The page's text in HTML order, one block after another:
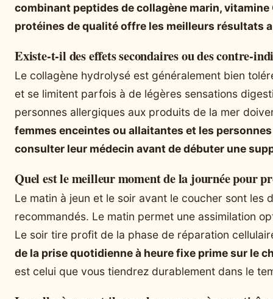
combinant peptides de collagène marin,
protéines de qualité offre les meilleurs résultats
Existe-t-il des effets secondaires ou des contre-
Le collagène hydrolysé est généralement bien
et se limitent parfois à de légères sensations
personnes allergiques aux produits de la mer
femmes enceintes ou allaitantes et les
consulter leur médecin avant de débuter une
Quel est le meilleur moment de la journée pour
Le matin à jeun et le soir avant le coucher sont les
recommandés. Le matin permet une assimilation
Le soir tire profit de la phase de réparation
de la prise quotidienne à heure fixe prime sur le
est celui que vous tiendrez durablement dans le